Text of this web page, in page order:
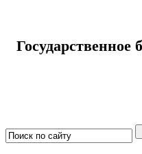
Государственное